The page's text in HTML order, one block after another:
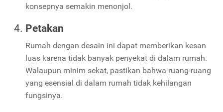
konsepnya semakin menonjol.
Petakan
Rumah dengan desain ini dapat memberikan kesan
luas karena tidak banyak penyekat di dalam rumah.
Walaupun minim sekat, pastikan bahwa ruang-ruang
yang esensial di dalam rumah tidak kehilangan
fungsinya.